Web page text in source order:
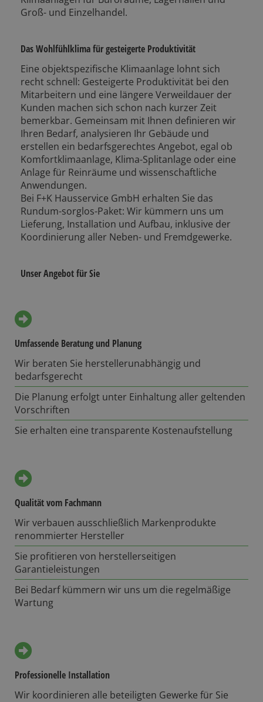
Groß- und Einzelhandel.
Das Wohlfühlklima für gesteigerte Produktivität
Eine objektspezifische Klimaanlage lohnt sich
recht schnell: Gesteigerte Produktivität bei den
Mitarbeitern und eine längere Verweildauer der
Kunden machen sich schon nach kurzer Zeit
bemerkbar. Gemeinsam mit Ihnen definieren wir
Ihren Bedarf, analysieren Ihr Gebäude und
erstellen ein bedarfsgerechtes Angebot, egal ob
Komfortklimaanlage, Klima-Splitanlage oder eine
Anlage für Reinräume und wissenschaftliche
Anwendungen.
Bei F+K Hausservice GmbH erhalten Sie das
Rundum-sorglos-Paket: Wir kümmern uns um
Lieferung, Installation und Aufbau, inklusive der
Koordinierung aller Neben- und Fremdgewerke.
Unser Angebot für Sie
Umfassende Beratung und Planung
Wir beraten Sie herstellerunabhängig und
bedarfsgerecht
Die Planung erfolgt unter Einhaltung aller geltenden
Vorschriften
Sie erhalten eine transparente Kostenaufstellung
Qualität vom Fachmann
Wir verbauen ausschließlich Markenprodukte
renommierter Hersteller
Sie profitieren von herstellerseitigen
Garantieleistungen
Bei Bedarf kümmern wir uns um die regelmäßige
Wartung
Professionelle Installation
Wir koordinieren alle beteiligten Gewerke für Sie